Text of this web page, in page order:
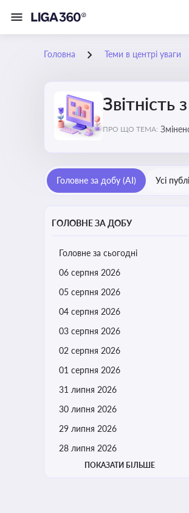
Головна Теми в центрі уваги
ПРО ЩО ТЕМА:
Головне за добу (AI) Усі
ГОЛОВНЕ ЗА ДОБУ
Головне за сьогодні
06 серпня 2026
05 серпня 2026
04 серпня 2026
03 серпня 2026
02 серпня 2026
01 серпня 2026
31 липня 2026
30 липня 2026
29 липня 2026
28 липня 2026
ПОКАЗАТИ БІЛЬШЕ